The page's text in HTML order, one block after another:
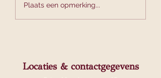
dan één getal – en wat
Plaats een opmerking...
Locaties & contactgegevens